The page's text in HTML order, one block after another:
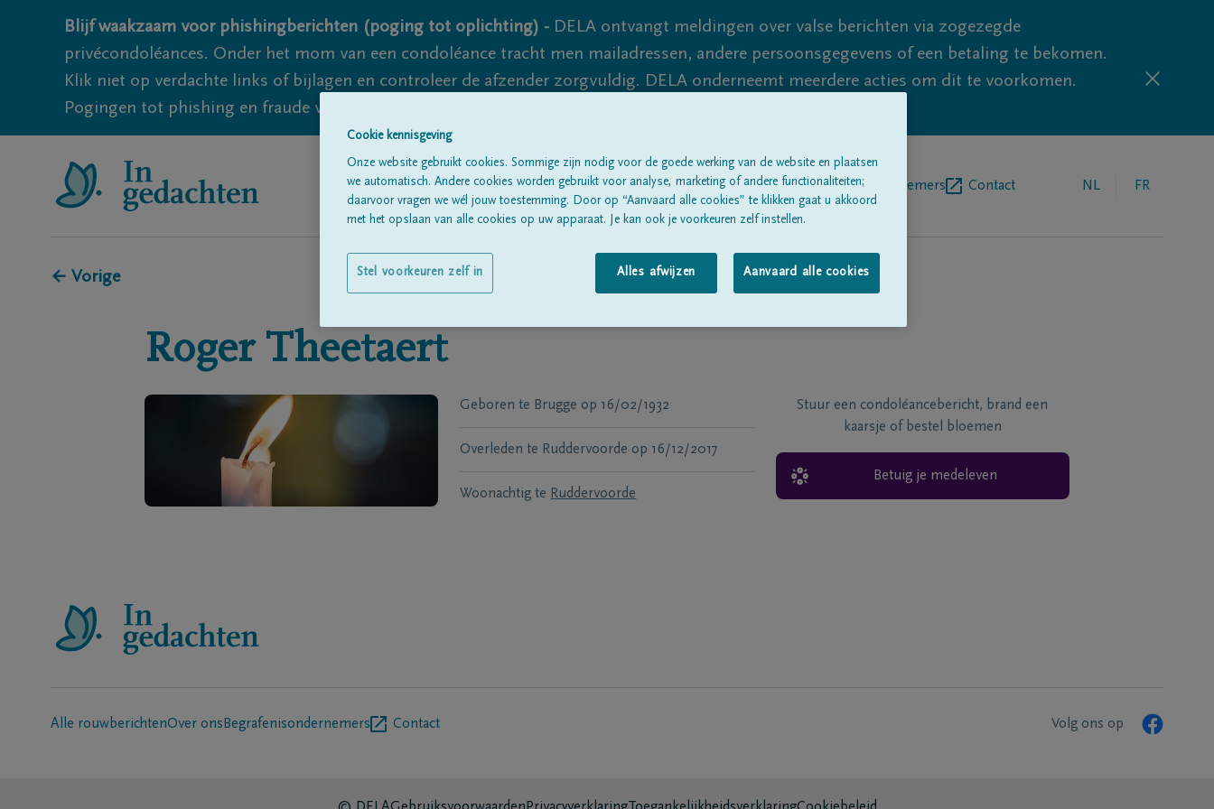
Blijf waakzaam voor phishingberichten (poging tot oplichting) - DELA ontvangt meldingen over valse berichten via zogezegde
privécondoléances. Onder het mom van een condoléance tracht men mailadressen, andere persoonsgegevens of een betaling te bekomen.
Klik niet op verdachte links of bijlagen en controleer de afzender zorgvuldig. DELA onderneemt meerdere acties om dit te voorkomen.
Pogingen tot phishing en fraude vallen echter nooit volledig uit te sluiten, dus blijf waakzaam.
Alle rouwberichten Over onsBegrafenisondernemers Contact NL FR
← Vorige
Roger Theetaert
Geboren te Brugge op 16/02/1932
Overleden te Ruddervoorde op 16/12/2017
Woonachtig te Ruddervoorde
Stuur een condoléancebericht, brand een
kaarsje of bestel bloemen
Betuig je medeleven
Alle rouwberichtenOver ons Begrafenisondernemers Contact Volg ons op
Cookie kennisgeving
Onze website gebruikt cookies. Sommige zijn nodig voor de goede werking van de website en plaatsen
we automatisch. Andere cookies worden gebruikt voor analyse, marketing of andere functionaliteiten;
daarvoor vragen we wél jouw toestemming. Door op “Aanvaard alle cookies” te klikken gaat u akkoord
met het opslaan van alle cookies op uw apparaat. Je kan ook je voorkeuren zelf instellen.
Alles afwijzen Aanvaard alle cookies
Stel voorkeuren zelf in